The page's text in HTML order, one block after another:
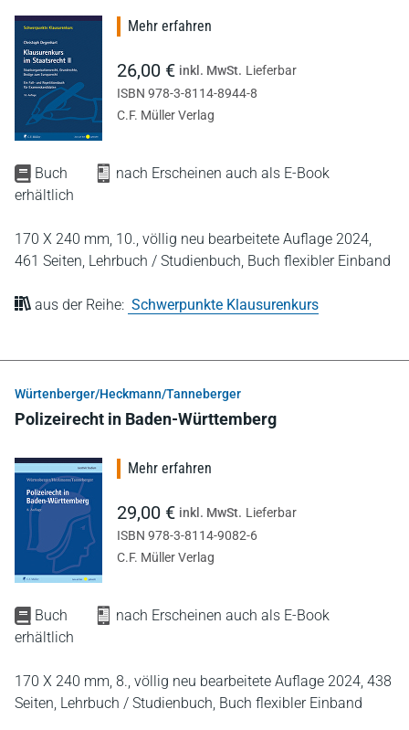
Buch
nach Erscheinen auch als E-Book
erhältlich
170 X 240 mm, 10., völlig neu bearbeitete Auflage 2024,
461 Seiten, Lehrbuch / Studienbuch, Buch flexibler Einband
aus der Reihe: Schwerpunkte Klausurenkurs
Mehr erfahren
26,00 € inkl. MwSt. Lieferbar
ISBN 978-3-8114-8944-8
C.F. Müller Verlag
Würtenberger/Heckmann/Tanneberger
Polizeirecht in Baden-Württemberg
Buch
nach Erscheinen auch als E-Book
erhältlich
170 X 240 mm, 8., völlig neu bearbeitete Auflage 2024, 438
Seiten, Lehrbuch / Studienbuch, Buch flexibler Einband
Mehr erfahren
29,00 € inkl. MwSt. Lieferbar
ISBN 978-3-8114-9082-6
C.F. Müller Verlag